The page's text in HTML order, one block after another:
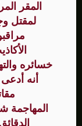
المقر
لمقتل
خسائره
أنه